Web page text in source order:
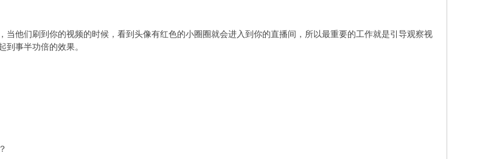
他们刷到你的视频的时候，看到头像有红色的小圈圈就会进入到你的直播间，所以最重要的工作就是引导观察视
到事半功倍的效果。